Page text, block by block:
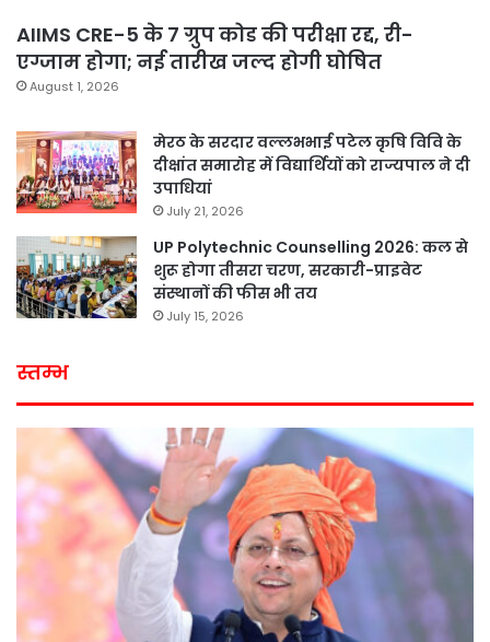
AIIMS CRE-5 के 7 ग्रुप कोड की परीक्षा रद्द, री-
एग्जाम होगा; नई तारीख जल्द होगी घोषित
August 1, 2026
मेरठ के सरदार वल्लभभाई पटेल कृषि विवि के
दीक्षांत समारोह में विद्यार्थियों को राज्यपाल ने दी
उपाधियां
July 21, 2026
UP Polytechnic Counselling 2026: कल से
शुरू होगा तीसरा चरण, सरकारी-प्राइवेट
संस्थानों की फीस भी तय
July 15, 2026
स्तम्भ